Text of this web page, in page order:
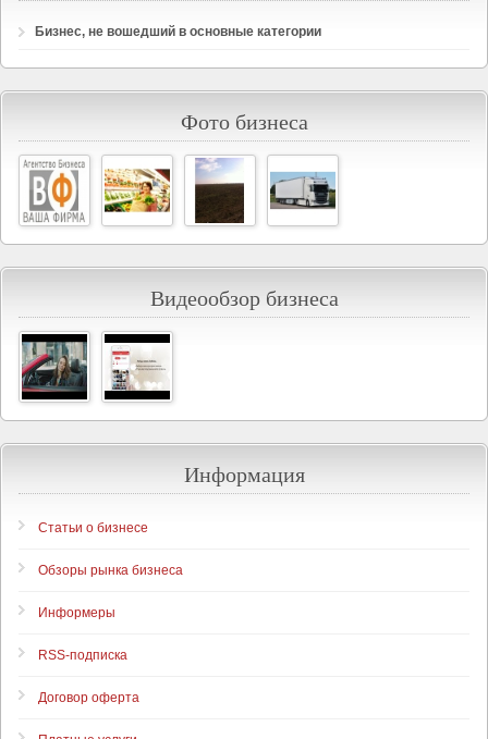
Бизнес, не вошедший в основные категории
Фото бизнеса
Видеообзор бизнеса
Информация
Статьи о бизнесе
Обзоры рынка бизнеса
Информеры
RSS-подписка
Договор оферта